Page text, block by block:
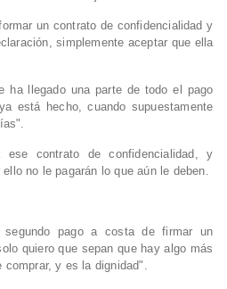
un contrato de confidencialidad y
simplemente aceptar que ella
ha llegado una parte de todo el pago
está hecho, cuando supuestamente
ese contrato de confidencialidad, y
no le pagarán lo que aún le deben.
segundo pago a costa de firmar un
quiero que sepan que hay algo más
comprar, y es la dignidad".